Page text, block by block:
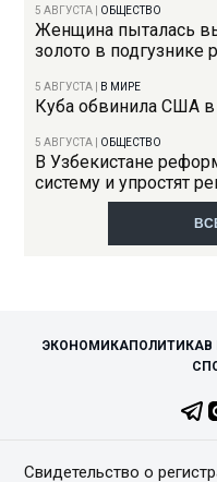
5 АВГУСТА ОБЩЕСТВО
Женщина пыталась
золото в подгузнике
5 АВГУСТА В МИРЕ
Куба обвинила США в
5 АВГУСТА ОБЩЕСТВО
В Узбекистане
систему и упростят
ЭКОНОМИКАПОЛИТИКАВ
Свидетельство о